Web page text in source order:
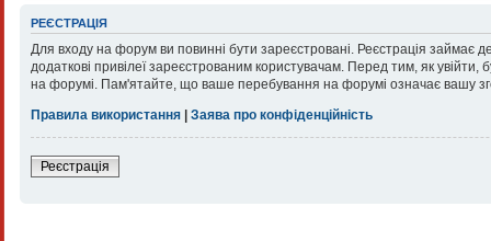
РЕЄСТРАЦІЯ
Для входу на форум ви повинні бути зареєстровані. Реєстрація займає
додаткові привілеї зареєстрованим користувачам. Перед тим, як
на форумі. Пам'ятайте, що ваше перебування на форумі означає вашу
Правила використання | Заява про конфіденційність
Реєстрація